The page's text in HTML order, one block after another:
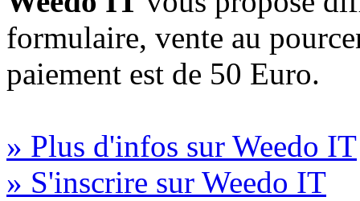
formulaire, vente au
paiement est de 50 Euro.
» Plus d'infos sur Weedo IT
» S'inscrire sur Weedo IT